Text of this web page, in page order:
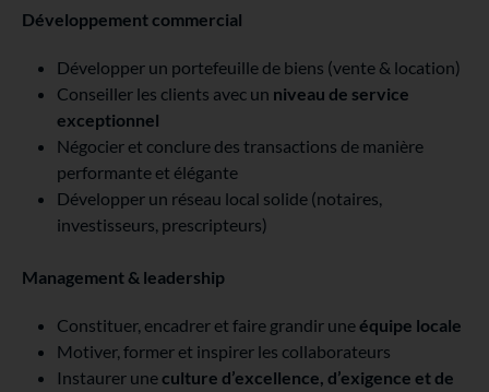
Développement commercial
Développer un portefeuille de biens (vente & location)
Conseiller les clients avec un niveau de service
exceptionnel
Négocier et conclure des transactions de manière
performante et élégante
Développer un réseau local solide (notaires,
investisseurs, prescripteurs)
Management & leadership
Constituer, encadrer et faire grandir uneéquipe locale
Motiver, former et inspirer les collaborateurs
Instaurer uneculture d’excellence, d’exigence et de